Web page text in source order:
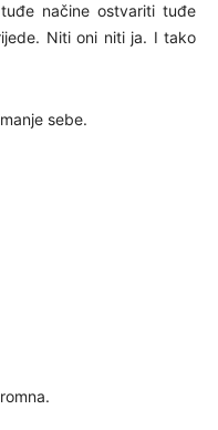
načine ostvariti tuđe
Niti oni niti ja. I tako
sebe.